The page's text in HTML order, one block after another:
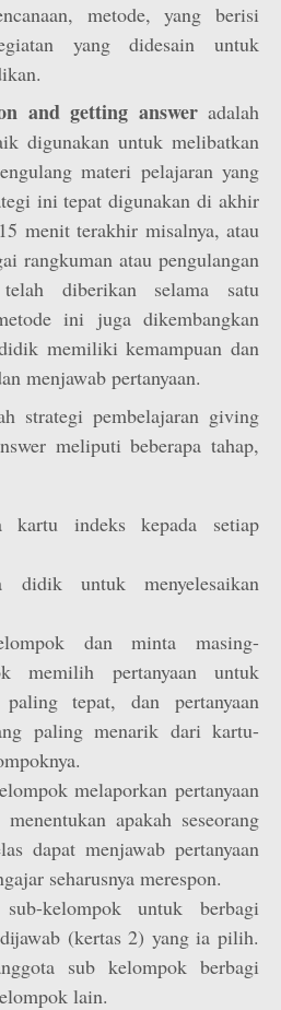
metode, yang berisi
yang didesain untuk
and getting answeradalah
digunakan untuk melibatkan
materi pelajaran yang
ini tepat digunakan di akhir
menit terakhir misalnya, atau
rangkuman atau pengulangan
diberikan selama satu
ini juga dikembangkan
memiliki kemampuan dan
menjawab pertanyaan.
strategi pembelajaran giving
meliputi beberapa tahap,
kartu indeks kepada setiap
didik untuk menyelesaikan
dan minta masing-
memilih pertanyaan untuk
tepat, dan pertanyaan
paling menarik dari kartu-
melaporkan pertanyaan
apakah seseorang
dapat menjawab pertanyaan
seharusnya merespon.
kelompok untuk berbagi
(kertas 2) yang ia pilih.
sub kelompok berbagi
lain.